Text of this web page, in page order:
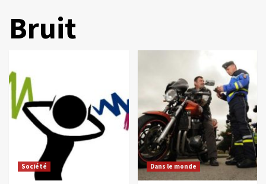
Bruit
Société Dans le monde